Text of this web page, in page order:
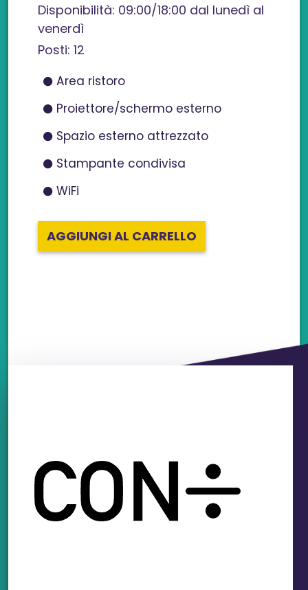
Disponibilità: 09:00/18:00 dal lunedì al
venerdì
Posti: 12
Area ristoro
Proiettore/schermo esterno
Spazio esterno attrezzato
Stampante condivisa
WiFi
AGGIUNGI AL CARRELLO